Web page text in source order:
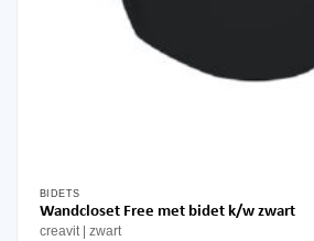
BIDETS
Wandcloset Free met bidet k/w zwart
creavit zwart